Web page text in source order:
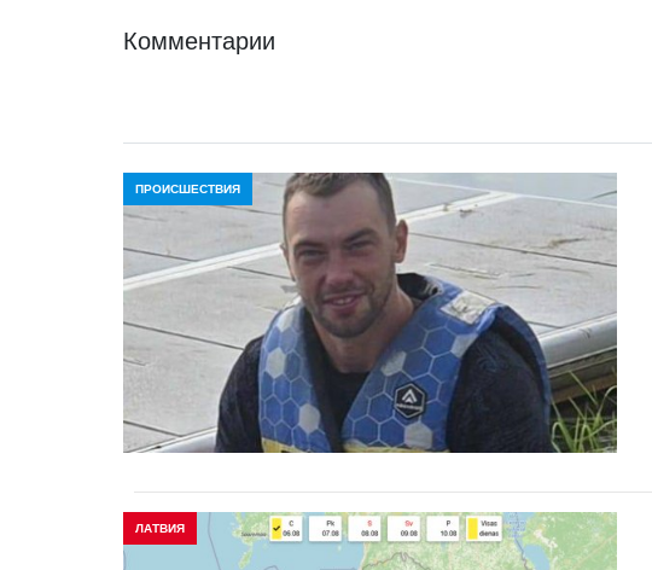
Комментарии
ПРОИСШЕСТВИЯ
ЛАТВИЯ